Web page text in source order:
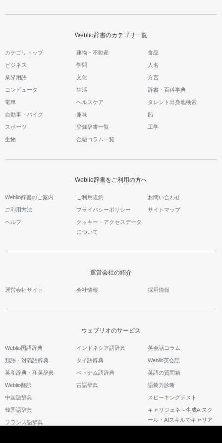
Weblio辞書のカテゴリ一覧
カテゴリトップ 建物・不動産 食品
ビジネス 学問 人名
業界用語 文化 方言
コンピュータ 生活 辞書・百科事典
電車 ヘルスケア タレント出身地検索
自動車・バイク 趣味 船
スポーツ 登録辞書一覧 工学
生物 金融コラム一覧
Weblio辞書をご利用の方へ
Weblio辞書のご案内 ご利用規約 お問い合わせ
ご利用方法 プライバシーポリシー サイトマップ
ヘルプ
クッキー・アクセスデータ
について
運営会社の紹介
運営会社サイト 会社情報 採用情報
ウェブリオのサービス
Weblio国語辞典
類語・対義語辞典
英和辞典・和英辞典
Weblio翻訳
中国語辞典
韓国語辞典
フランス語辞典
インドネシア語辞典
タイ語辞典
ベトナム語辞典
古語辞典
英会話コラム
Weblio英会話
英語の質問箱
語彙力診断
スピーキングテスト
キャリジェネ～生成AIスク
ール・AIスキルでキャリア